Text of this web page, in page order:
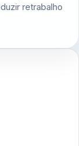
retrabalho